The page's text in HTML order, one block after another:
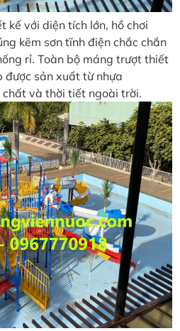
kế với diện tích lớn, hồ chơi
kẽm sơn tĩnh điện chắc chắn
rỉ. Toàn bộ máng trượt thiết
được sản xuất từ nhựa
và thời tiết ngoài trời.